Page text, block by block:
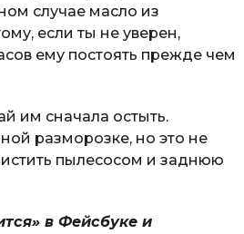
случае масло из
если ты не уверен,
ему постоять прежде чем
им сначала остыть.
разморозке, но это не
пылесосом и заднюю
в Фейсбуке и